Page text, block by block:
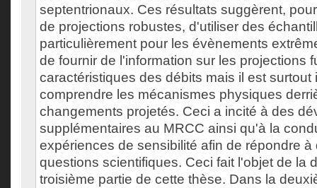
septentrionaux. Ces résultats suggèrent,
de projections robustes, d'utiliser des
particulièrement pour les évènements
de fournir de l'information sur les projections
caractéristiques des débits mais il est surtout
comprendre les mécanismes physiques
changements projetés. Ceci a incité à des
supplémentaires au MRCC ainsi qu'à la
expériences de sensibilité afin de répondre à
questions scientifiques. Ceci fait l'objet de la
troisième partie de cette thèse. Dans la